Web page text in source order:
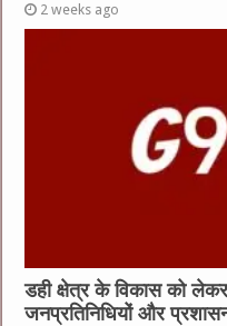
2 weeks ago
डही क्षेत्र के विकास को
जनप्रतिनिधियों और